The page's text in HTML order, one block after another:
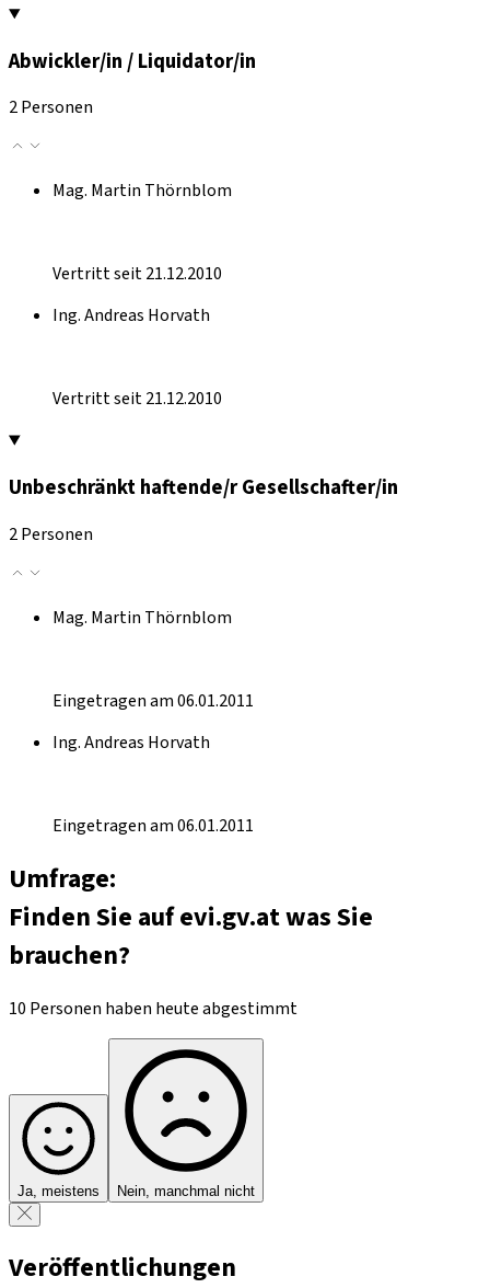
Abwickler/in / Liquidator/in
2 Personen
Mag. Martin Thörnblom
Vertritt seit 21.12.2010
Ing. Andreas Horvath
Vertritt seit 21.12.2010
Unbeschränkt haftende/r Gesellschafter/in
2 Personen
Mag. Martin Thörnblom
Eingetragen am 06.01.2011
Ing. Andreas Horvath
Eingetragen am 06.01.2011
Umfrage:
Finden Sie auf evi.gv.at was Sie
brauchen?
10 Personen haben heute abgestimmt
Ja, meistens Nein, manchmal nicht
Veröffentlichungen